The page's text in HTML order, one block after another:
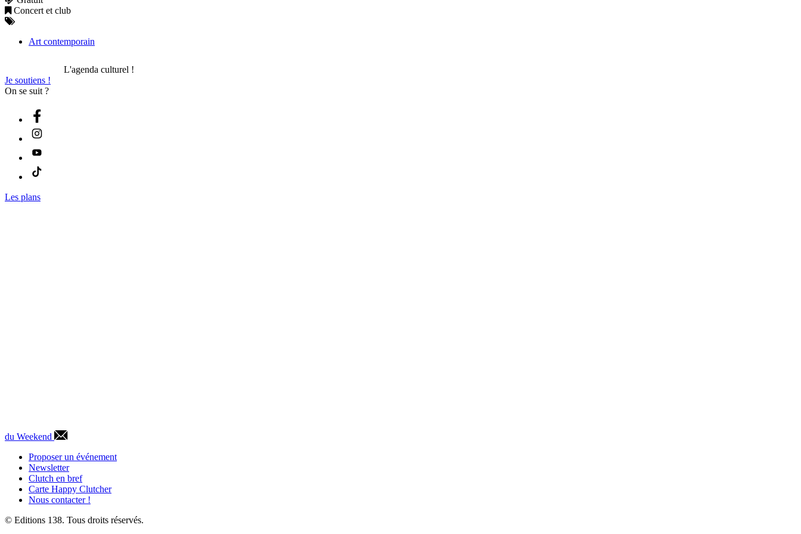
Concert et club
Art contemporain
L'agenda culturel !
Je soutiens !
On se suit ?
Les plans
du Weekend
Proposer un événement
Newsletter
Clutch en bref
Carte Happy Clutcher
Nous contacter !
© Editions 138. Tous droits réservés.